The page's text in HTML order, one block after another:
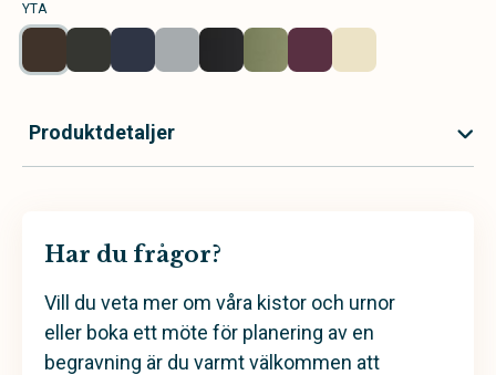
YTA
Produktdetaljer
Har du frågor?
Vill du veta mer om våra kistor och urnor
eller boka ett möte för planering av en
begravning är du varmt välkommen att